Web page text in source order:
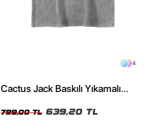
4
Cactus Jack Baskılı Yıkamalı
799,00 TL 639,20 TL